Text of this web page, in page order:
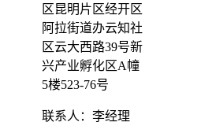
区昆明片区经开区
阿拉街道办云知社
区云大西路39号新
兴产业孵化区A幢
5楼523-76号
联系人：李经理